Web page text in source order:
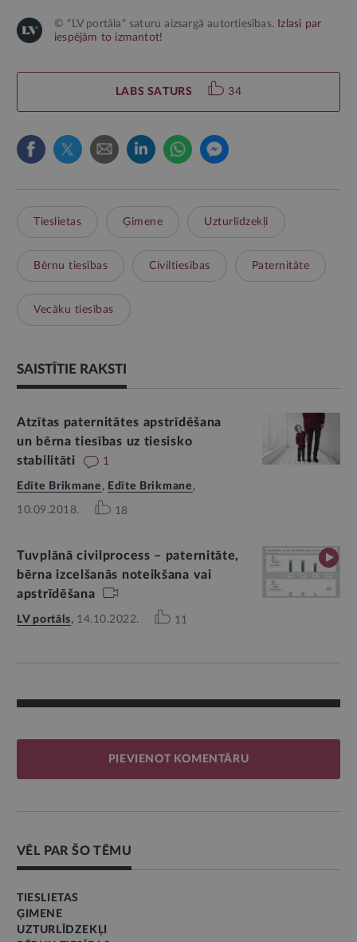
© "LV portāla" saturu aizsargā autortiesības.
Izlasi par
iespējām to izmantot!
LABS SATURS 34
Tieslietas Ģimene Uzturlīdzekļi
Bērnu tiesības Civiltiesības Paternitāte
Vecāku tiesības
SAISTĪTIE RAKSTI
Atzītas paternitātes apstrīdēšana
un bērna tiesības uz tiesisko
stabilitāti
1
Edīte Brikmane , Edīte Brikmane ,
10.09.2018. 18
Tuvplānā civilprocess – paternitāte,
bērna izcelšanās noteikšana vai
apstrīdēšana
LV portāls, 14.10.2022. 11
PIEVIENOT KOMENTĀRU
VĒL PAR ŠO TĒMU
TIESLIETAS
ĢIMENE
UZTURLĪDZEKĻI